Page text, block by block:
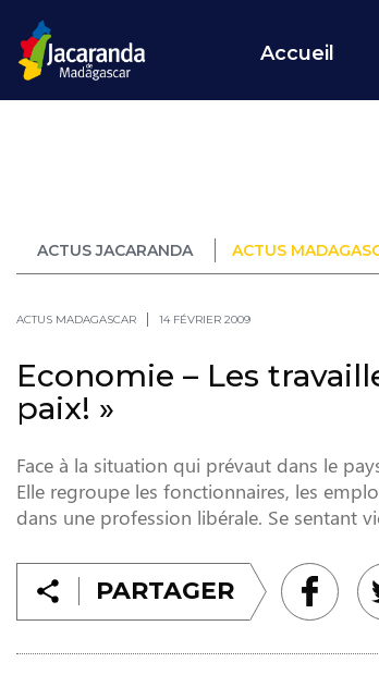
Accueil
ACTUS JACARANDA ACTUS
ACTUS MADAGASCAR 14 FÉVRIER 2009
Economie – Les
paix! »
Face à la situation qui prévaut dans le
Elle regroupe les fonctionnaires, les
dans une profession libérale. Se sentant
PARTAGER